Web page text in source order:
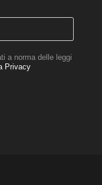
a norma delle leggi
Privacy